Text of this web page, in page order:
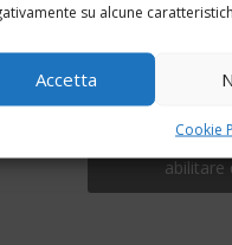
su alcune
Accetta
Cookie
Fai clic per
abilitare